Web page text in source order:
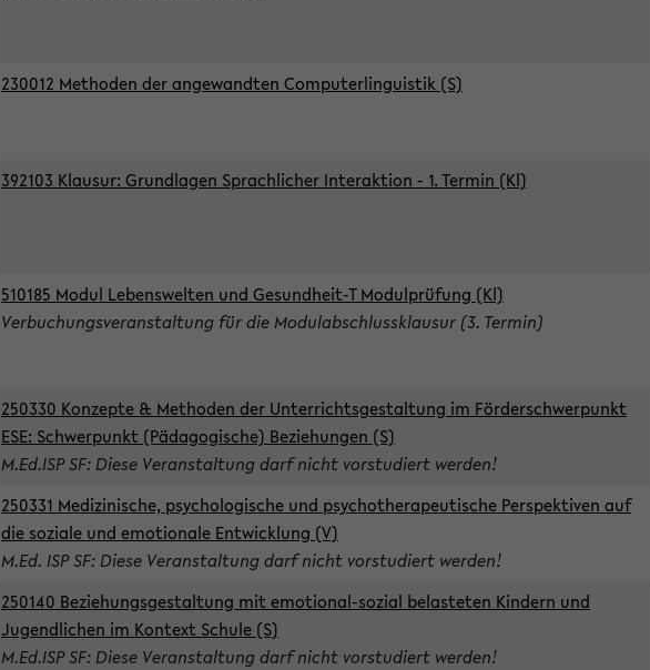
230012 Methoden der angewandten Computerlinguistik (S)
392103 Klausur: Grundlagen Sprachlicher Interaktion - 1. Termin (Kl)
510185 Modul Lebenswelten und Gesundheit-T Modulprüfung (Kl)
Verbuchungsveranstaltung für die Modulabschlussklausur (3. Termin)
250330 Konzepte & Methoden der Unterrichtsgestaltung im Förderschwerpunkt
ESE: Schwerpunkt (Pädagogische) Beziehungen (S)
M.Ed.ISP SF: Diese Veranstaltung darf nicht vorstudiert werden!
250331 Medizinische, psychologische und psychotherapeutische Perspektiven auf
die soziale und emotionale Entwicklung (V)
M.Ed. ISP SF: Diese Veranstaltung darf nicht vorstudiert werden!
250140 Beziehungsgestaltung mit emotional-sozial belasteten Kindern und
Jugendlichen im Kontext Schule (S)
M.Ed.ISP SF: Diese Veranstaltung darf nicht vorstudiert werden!